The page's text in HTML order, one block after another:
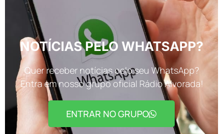
NOTÍCIAS PELO WHATSAPP?
Quer receber notícias pelo seu WhatsApp?
Entra em nosso grupo oficial Rádio Alvorada!
ENTRAR NO GRUPO